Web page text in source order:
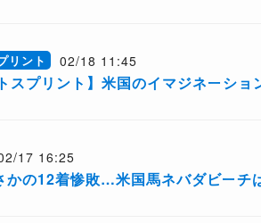
リント 02/18 11:45
スプリント】米国のイマジネーシ
17 16:25
かの12着惨敗…米国馬ネバダビーチ